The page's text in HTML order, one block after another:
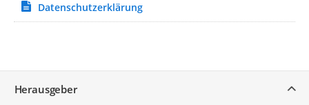
Datenschutzerklärung
Herausgeber